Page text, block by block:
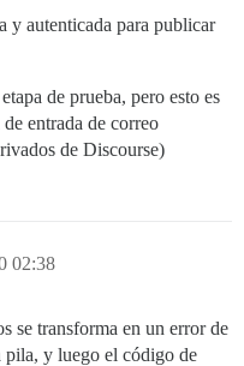
y autenticada para publicar
de prueba, pero esto es
entrada de correo
de Discourse)
02:38
se transforma en un error de
pila, y luego el código de